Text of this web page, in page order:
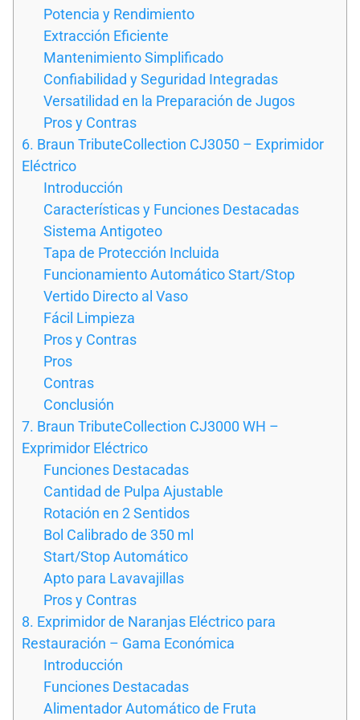
Potencia y Rendimiento
Extracción Eficiente
Mantenimiento Simplificado
Confiabilidad y Seguridad Integradas
Versatilidad en la Preparación de Jugos
Pros y Contras
6. Braun TributeCollection CJ3050 – Exprimidor
Eléctrico
Introducción
Características y Funciones Destacadas
Sistema Antigoteo
Tapa de Protección Incluida
Funcionamiento Automático Start/Stop
Vertido Directo al Vaso
Fácil Limpieza
Pros y Contras
Pros
Contras
Conclusión
7. Braun TributeCollection CJ3000 WH –
Exprimidor Eléctrico
Funciones Destacadas
Cantidad de Pulpa Ajustable
Rotación en 2 Sentidos
Bol Calibrado de 350 ml
Start/Stop Automático
Apto para Lavavajillas
Pros y Contras
8. Exprimidor de Naranjas Eléctrico para
Restauración – Gama Económica
Introducción
Funciones Destacadas
Alimentador Automático de Fruta